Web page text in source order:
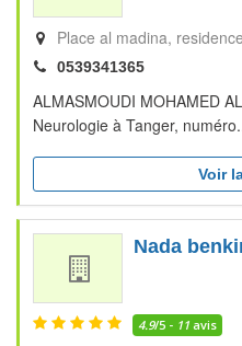
Place al madina,
0539341365
ALMASMOUDI MOHAMED
Neurologie à Tanger,
Voir
Nada
4.9/5 - 11 avis